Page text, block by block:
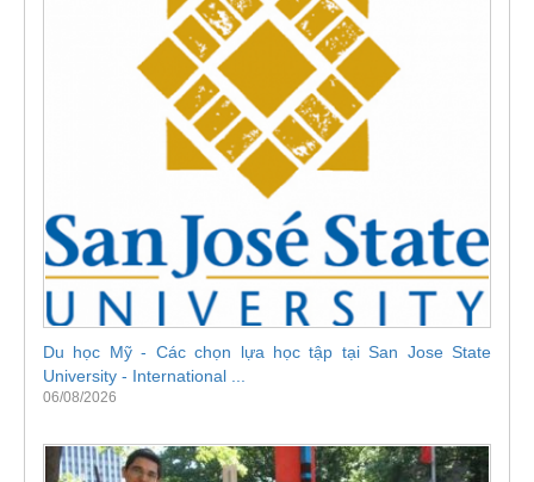
Du học Mỹ - Các chọn lựa học tập tại San Jose State
University - International ...
06/08/2026